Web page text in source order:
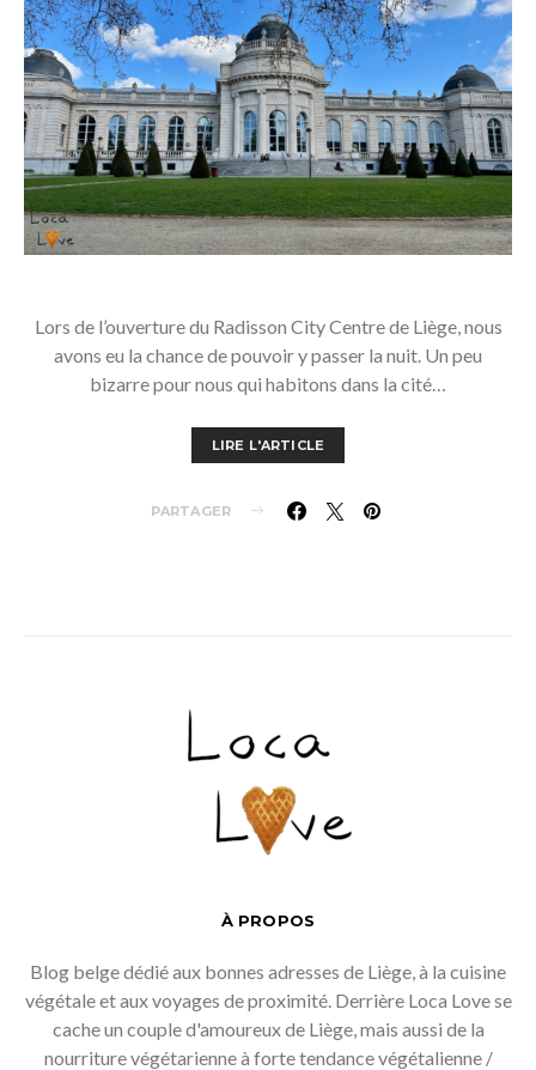
Lors de l’ouverture du Radisson City Centre de Liège, nous
avons eu la chance de pouvoir y passer la nuit. Un peu
bizarre pour nous qui habitons dans la cité…
LIRE L'ARTICLE
PARTAGER
À PROPOS
Blog belge dédié aux bonnes adresses de Liège, à la cuisine
végétale et aux voyages de proximité. Derrière Loca Love se
cache un couple d'amoureux de Liège, mais aussi de la
nourriture végétarienne à forte tendance végétalienne /